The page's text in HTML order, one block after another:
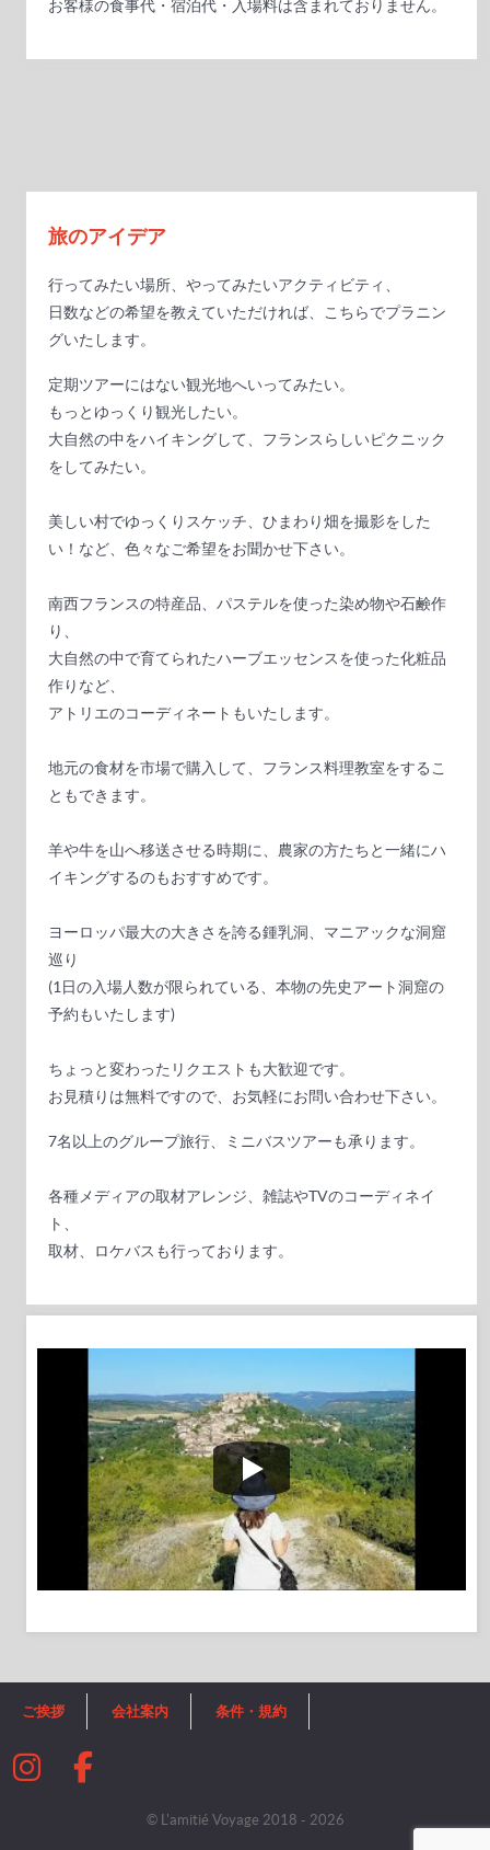
お客様の食事代・宿泊代・入場料は含まれておりません。
旅のアイデア
行ってみたい場所、やってみたいアクティビティ、
日数などの希望を教えていただければ、こちらでプラニン
グいたします。
定期ツアーにはない観光地へいってみたい。
もっとゆっくり観光したい。
大自然の中をハイキングして、フランスらしいピクニック
をしてみたい。
美しい村でゆっくりスケッチ、ひまわり畑を撮影をした
い！など、色々なご希望をお聞かせ下さい。
南西フランスの特産品、パステルを使った染め物や石鹸作
り、
大自然の中で育てられたハーブエッセンスを使った化粧品
作りなど、
アトリエのコーディネートもいたします。
地元の食材を市場で購入して、フランス料理教室をするこ
ともできます。
羊や牛を山へ移送させる時期に、農家の方たちと一緒にハ
イキングするのもおすすめです。
ヨーロッパ最大の大きさを誇る鍾乳洞、マニアックな洞窟
巡り
(1日の入場人数が限られている、本物の先史アート洞窟の
予約もいたします)
ちょっと変わったリクエストも大歓迎です。
お見積りは無料ですので、お気軽にお問い合わせ下さい。
7名以上のグループ旅行、ミニバスツアーも承ります。
各種メディアの取材アレンジ、雑誌やTVのコーディネイ
ト、
取材、ロケバスも行っております。
ご挨拶 会社案内 条件・規約
© L'amitié Voyage 2018 - 2026